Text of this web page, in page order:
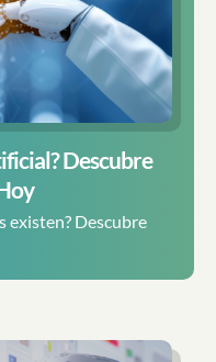
Descubre
existen? Descubre